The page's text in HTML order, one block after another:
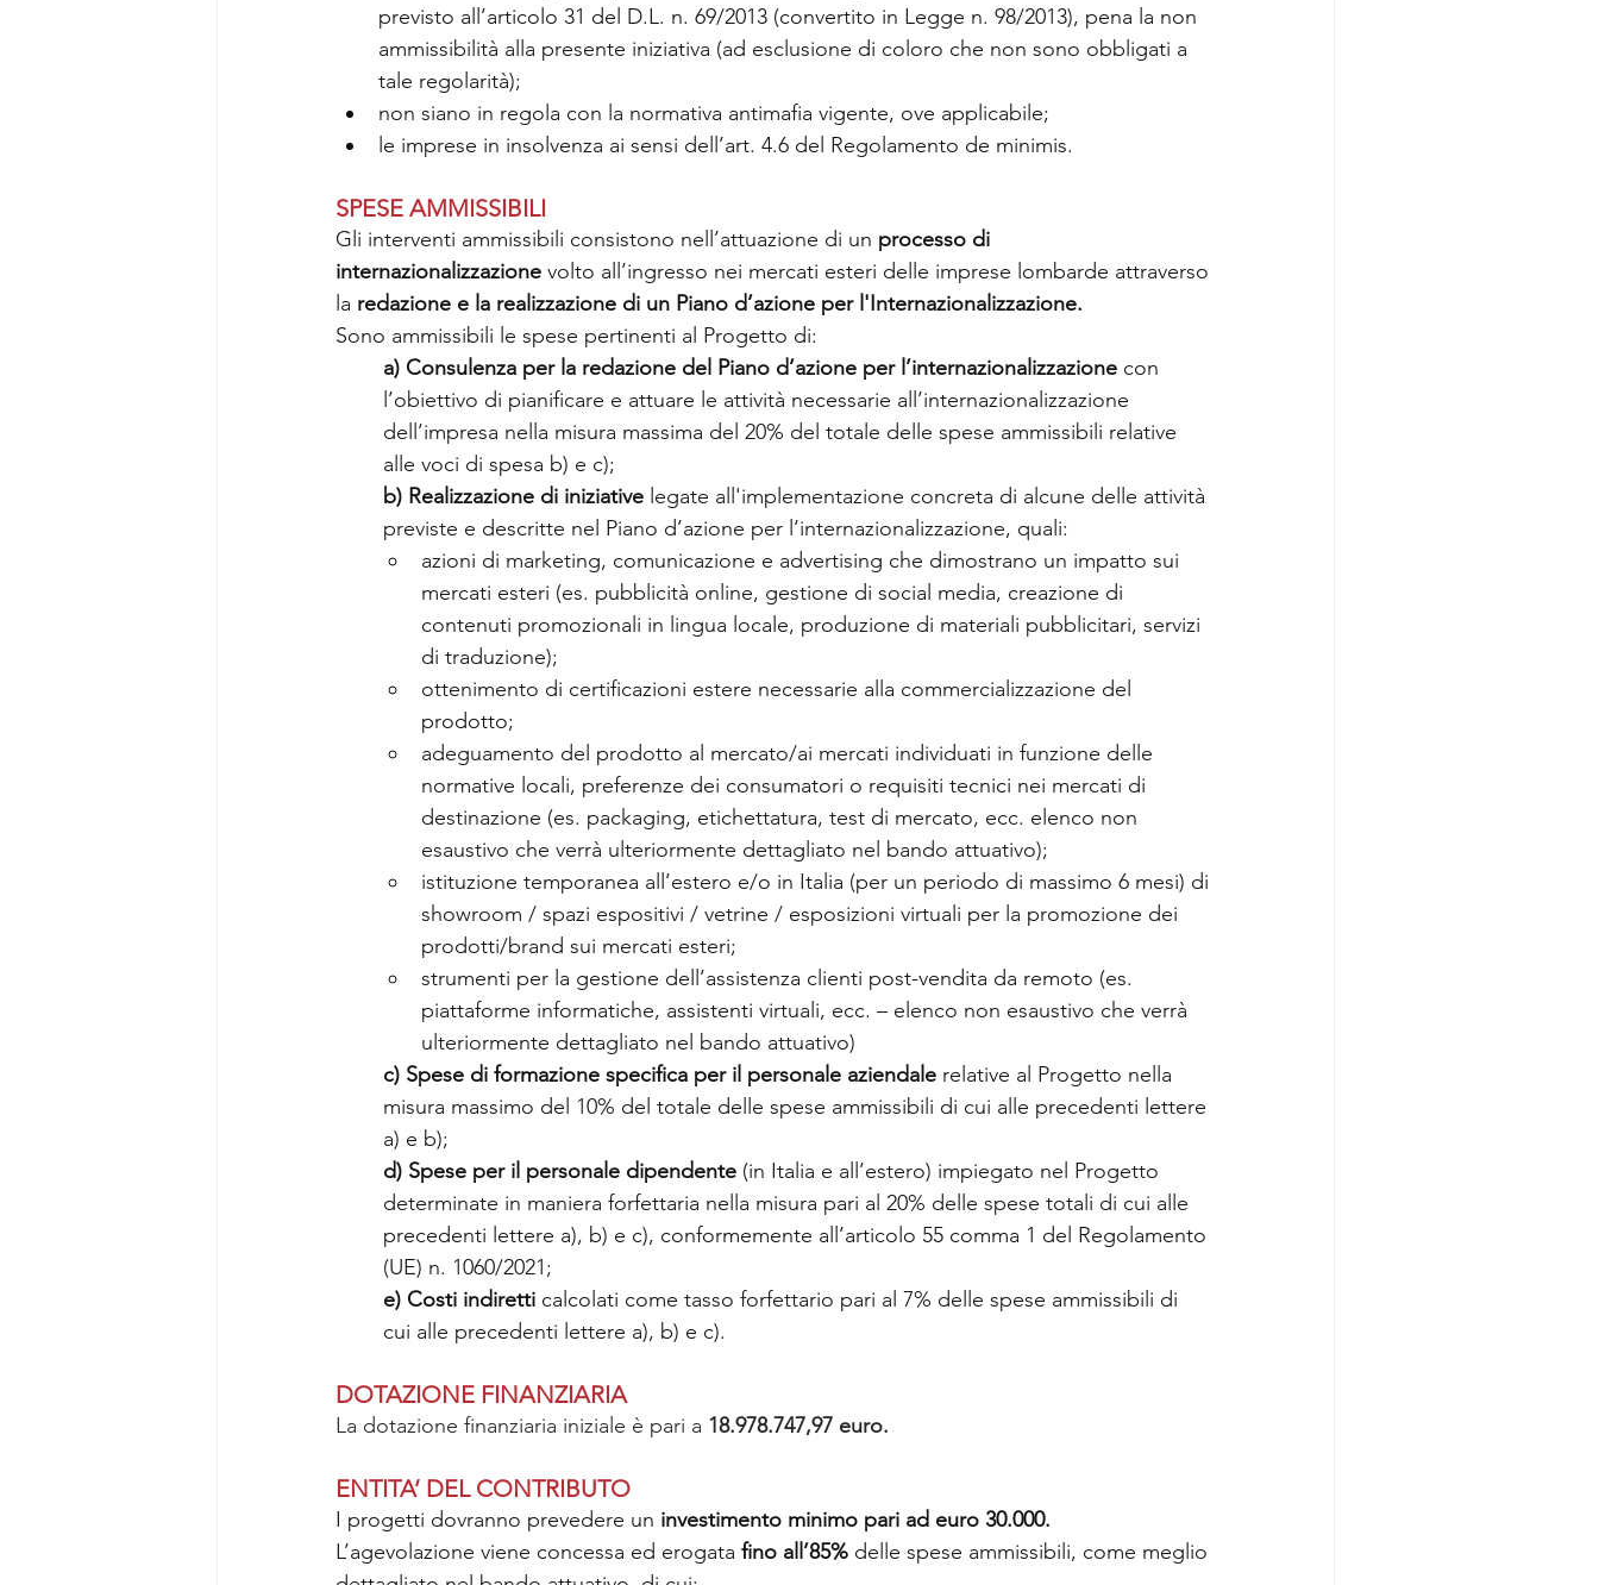
previsto all’articolo 31 del D.L. n. 69/2013 (convertito in Legge n. 98/2013), pena la non
ammissibilità alla presente iniziativa (ad esclusione di coloro che non sono obbligati a
tale regolarità);
non siano in regola con la normativa antimafia vigente, ove applicabile;
le imprese in insolvenza ai sensi dell’art. 4.6 del Regolamento de minimis.
SPESE AMMISSIBILI
Gli interventi ammissibili consistono nell’attuazione di un processo di
internazionalizzazione volto all’ingresso nei mercati esteri delle imprese lombarde attraverso
la redazione e la realizzazione di un Piano d’azione per l'Internazionalizzazione.
Sono ammissibili le spese pertinenti al Progetto di:
a) Consulenza per la redazione del Piano d’azione per l’internazionalizzazione con
l’obiettivo di pianificare e attuare le attività necessarie all’internazionalizzazione
dell’impresa nella misura massima del 20% del totale delle spese ammissibili relative
alle voci di spesa b) e c);
b) Realizzazione di iniziative legate all'implementazione concreta di alcune delle attività
previste e descritte nel Piano d’azione per l’internazionalizzazione, quali:
azioni di marketing, comunicazione e advertising che dimostrano un impatto sui
mercati esteri (es. pubblicità online, gestione di social media, creazione di
contenuti promozionali in lingua locale, produzione di materiali pubblicitari, servizi
di traduzione);
ottenimento di certificazioni estere necessarie alla commercializzazione del
prodotto;
adeguamento del prodotto al mercato/ai mercati individuati in funzione delle
normative locali, preferenze dei consumatori o requisiti tecnici nei mercati di
destinazione (es. packaging, etichettatura, test di mercato, ecc. elenco non
esaustivo che verrà ulteriormente dettagliato nel bando attuativo);
istituzione temporanea all’estero e/o in Italia (per un periodo di massimo 6 mesi) di
showroom / spazi espositivi / vetrine / esposizioni virtuali per la promozione dei
prodotti/brand sui mercati esteri;
strumenti per la gestione dell’assistenza clienti post-vendita da remoto (es.
piattaforme informatiche, assistenti virtuali, ecc. – elenco non esaustivo che verrà
ulteriormente dettagliato nel bando attuativo)
c) Spese di formazione specifica per il personale aziendale relative al Progetto nella
misura massimo del 10% del totale delle spese ammissibili di cui alle precedenti lettere
a) e b);
d) Spese per il personale dipendente (in Italia e all’estero) impiegato nel Progetto
determinate in maniera forfettaria nella misura pari al 20% delle spese totali di cui alle
precedenti lettere a), b) e c), conformemente all’articolo 55 comma 1 del Regolamento
(UE) n. 1060/2021;
e) Costi indiretti calcolati come tasso forfettario pari al 7% delle spese ammissibili di
cui alle precedenti lettere a), b) e c).
DOTAZIONE FINANZIARIA
La dotazione finanziaria iniziale è pari a 18.978.747,97 euro.
ENTITA’ DEL CONTRIBUTO
I progetti dovranno prevedere un investimento minimo pari ad euro 30.000.
L’agevolazione viene concessa ed erogata fino all’85% delle spese ammissibili, come meglio